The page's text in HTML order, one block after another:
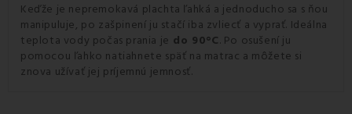
Keďže je nepremokavá plachta ľahká a jednoducho sa s ňou
manipuluje, po zašpinení ju stačí iba zvliecť a vyprať. Ideálna
teplota vody počas prania je do 90°C. Po osušení ju
pomocou ľahko natiahnete späť na matrac a môžete si
znova užívať jej príjemnú jemnosť.